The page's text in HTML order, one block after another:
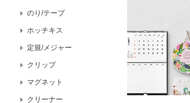
のり/テープ
ホッチキス
定規/メジャー
クリップ
マグネット
クリーナー